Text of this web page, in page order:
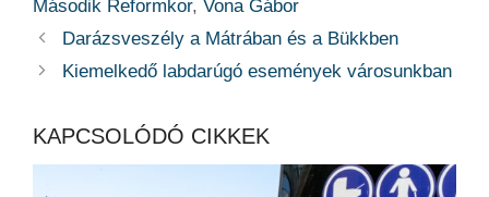
Második Reformkor, Vona Gábor
Darázsveszély a Mátrában és a Bükkben
Kiemelkedő labdarúgó események városunkban
KAPCSOLÓDÓ CIKKEK